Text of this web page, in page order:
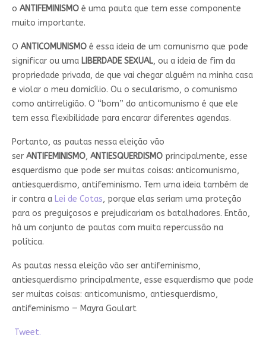
o ANTIFEMINISMOé uma pauta que tem esse componente
muito importante.
O ANTICOMUNISMOé essa ideia de um comunismo que pode
significar ou uma LIBERDADE SEXUAL, ou a ideia de fim da
propriedade privada, de que vai chegar alguém na minha casa
e violar o meu domicílio. Ou o secularismo, o comunismo
como antirreligião. O “bom” do anticomunismo é que ele
tem essa flexibilidade para encarar diferentes agendas.
Portanto, as pautas nessa eleição vão
ser ANTIFEMINISMO, ANTIESQUERDISMOprincipalmente, esse
esquerdismo que pode ser muitas coisas: anticomunismo,
antiesquerdismo, antifeminismo. Tem uma ideia também de
ir contra a Lei de Cotas, porque elas seriam uma proteção
para os preguiçosos e prejudicariam os batalhadores. Então,
há um conjunto de pautas com muita repercussão na
política.
As pautas nessa eleição vão ser antifeminismo,
antiesquerdismo principalmente, esse esquerdismo que pode
ser muitas coisas: anticomunismo, antiesquerdismo,
antifeminismo — Mayra Goulart
Tweet.